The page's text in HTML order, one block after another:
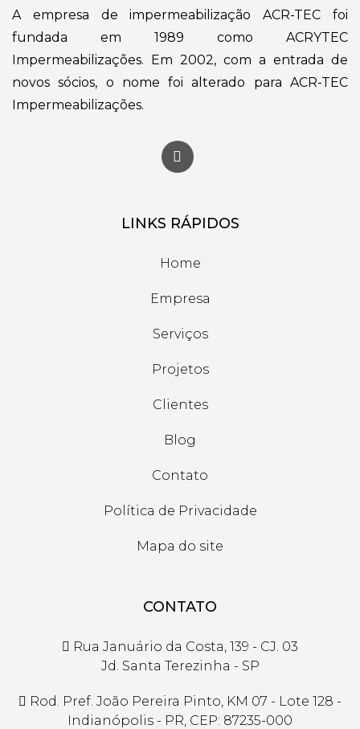
A empresa de impermeabilização ACR-TEC foi
fundada em 1989 como ACRYTEC
Impermeabilizações. Em 2002, com a entrada de
novos sócios, o nome foi alterado para ACR-TEC
Impermeabilizações.
LINKS RÁPIDOS
Home
Empresa
Serviços
Projetos
Clientes
Blog
Contato
Política de Privacidade
Mapa do site
CONTATO
Rua Januário da Costa, 139 - CJ. 03
Jd. Santa Terezinha - SP
Rod. Pref. João Pereira Pinto, KM 07 - Lote 128 -
Indianópolis - PR, CEP: 87235-000